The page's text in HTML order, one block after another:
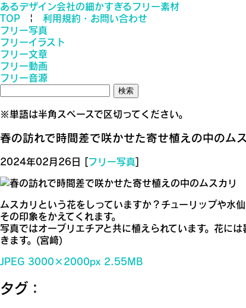
あるデザイン会社の細かすぎるフリー素材
TOP | 利用規約・お問い合わせ
フリー写真
フリーイラスト
フリー文章
フリー動画
フリー音源
検
索:
※単語は半角スペースで区切ってください。
春の訪れで時間差で咲かせた寄せ植えの中のム
2024年02月26日 [フリー写真]
ムスカリという花をしっていますか？チューリップや水
その印象をかえてくれます。
写真ではオーブリエチアと共に植えられています。花に
きます。(宮﨑)
JPEG 3000×2000px 2.55MB
タグ：